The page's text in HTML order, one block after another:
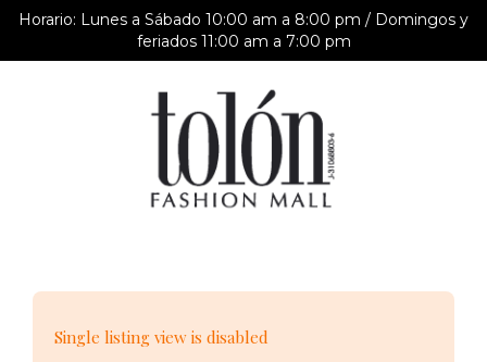
Horario: Lunes a Sábado 10:00 am a 8:00 pm / Domingos y
feriados 11:00 am a 7:00 pm
Single listing view is disabled